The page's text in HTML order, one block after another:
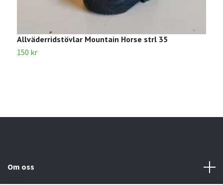
Allväderridstövlar Mountain Horse strl 35
150 kr
Om oss